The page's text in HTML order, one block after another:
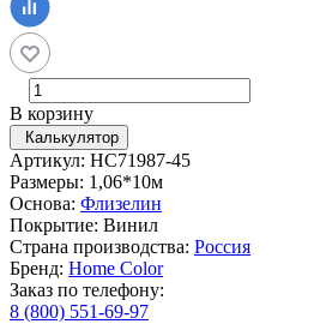
В корзину
Калькулятор
Артикул: HC71987-45
Размеры: 1,06*10м
Основа: Флизелин
Покрытие: Винил
Страна производства: Россия
Бренд: Home Color
Заказ по телефону:
8 (800) 551-69-97